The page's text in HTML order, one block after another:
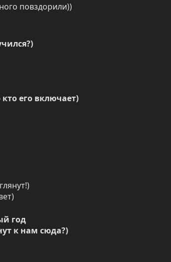
повздорили))
его включает)
год
к нам сюда?)